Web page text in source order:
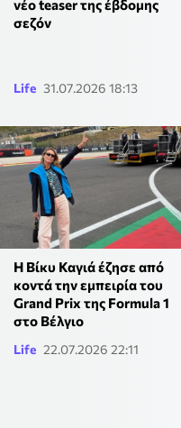
νέο teaser της έβδομης
σεζόν
Life 31.07.2026 18:13
Η Βίκυ Καγιά έζησε από
κοντά την εμπειρία του
Grand Prix της Formula 1
στο Βέλγιο
Life 22.07.2026 22:11